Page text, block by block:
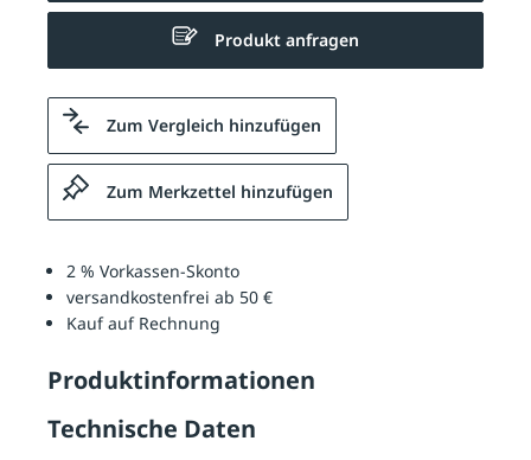
Produkt anfragen
Zum Vergleich hinzufügen
Zum Merkzettel hinzufügen
2 % Vorkassen-Skonto
versandkostenfrei ab 50 €
Kauf auf Rechnung
Produktinformationen
Technische Daten